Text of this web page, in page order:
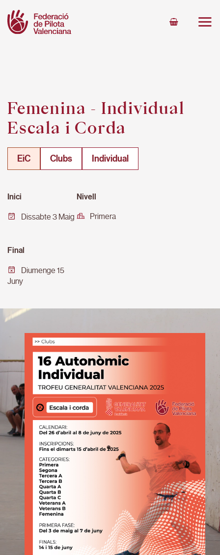
content
Femenina - Individual
Escala i Corda
EiC Clubs Individual
Inici
Dissabte 3 Maig
Nivell
Primera
Final
Diumenge 15
Juny